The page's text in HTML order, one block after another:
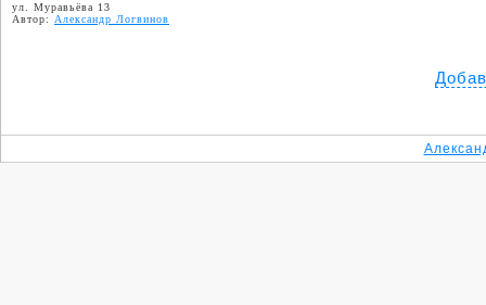
ул. Муравьёва 13
Автор: Александр Логвинов